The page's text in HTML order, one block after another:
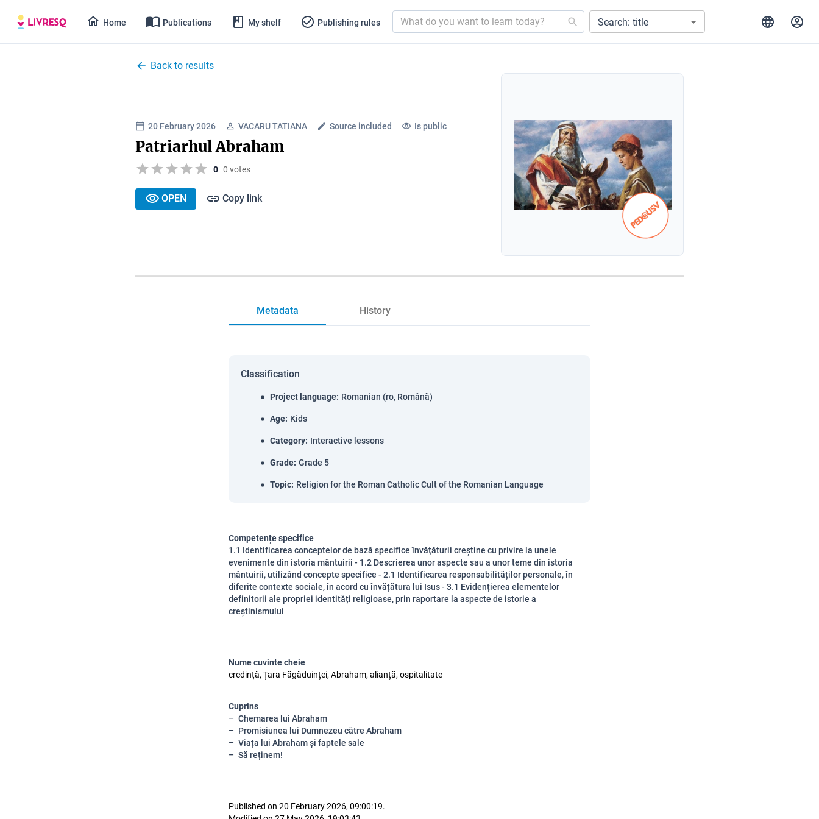
Home Publications My shelf Publishing rules Search: title
Back to results
20 February 2026 VACARU TATIANA Source included Is public
Patriarhul Abraham
0 0 votes
OPEN Copy link
Metadata History
Classification
Project language: Romanian (ro, Română)
Age: Kids
Category: Interactive lessons
Grade: Grade 5
Topic: Religion for the Roman Catholic Cult of the Romanian Language
Competențe specifice
1.1 Identificarea conceptelor de bază specifice învățăturii creștine cu privire la unele
evenimente din istoria mântuirii - 1.2 Descrierea unor aspecte sau a unor teme din istoria
mântuirii, utilizând concepte specifice - 2.1 Identificarea responsabilităților personale, în
diferite contexte sociale, în acord cu învățătura lui Isus - 3.1 Evidențierea elementelor
definitorii ale propriei identități religioase, prin raportare la aspecte de istorie a
creștinismului
Nume cuvinte cheie
credință, Țara Făgăduinței, Abraham, alianță, ospitalitate
Cuprins
Chemarea lui Abraham
Promisiunea lui Dumnezeu către Abraham
Viața lui Abraham și faptele sale
Să reținem!
Published on 20 February 2026, 09:00:19.